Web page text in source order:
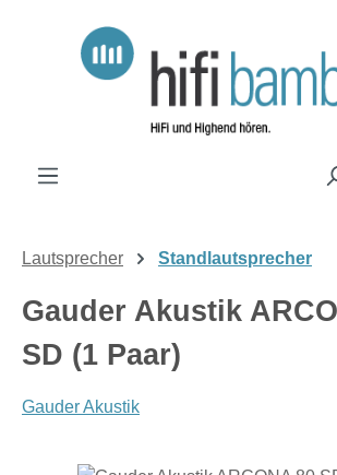
Zum Hauptinhalt springen
Lautsprecher Standlautsprecher
Gauder Akustik
SD (1 Paar)
Gauder Akustik